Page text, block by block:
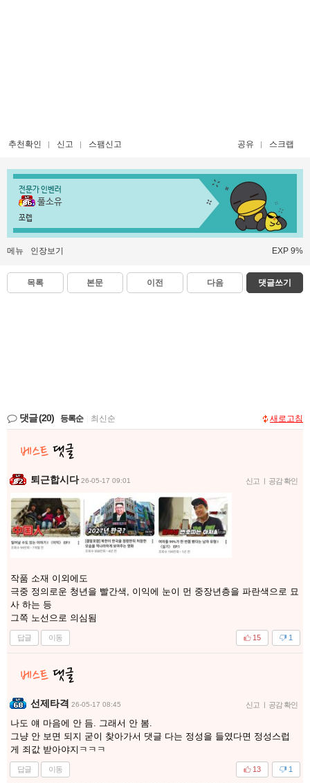
추천확인 신고 스팸신고 공유 스크랩
전문가 인벤러
풀소유
쪼렙
메뉴 인장보기 EXP 9%
목록 본문 이전 다음 댓글쓰기
댓글(20) 등록순 최신순 새로고침
퇴근합시다 26-05-17 09:01 신고 공감 확인
작품 소재 이외에도
극중 정의로운 청년을 빨간색, 이익에 눈이 먼 중장년층을 파란색으로 묘
사 하는 등
그쪽 노선으로 의심됨
답글 이동 1
15
선제타격 26-05-17 08:45 신고 | 공감 확인
나도 얘 마음에 안 듬. 그래서 안 봄.
그냥 안 보면 되지 굳이 찾아가서 댓글 다는 정성을 들였다면 정성스럽
게 죄값 받아야지ㅋㅋㅋ
답글 이동 1
13